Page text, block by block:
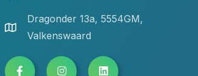
Dragonder 13a, 5554GM,
Valkenswaard